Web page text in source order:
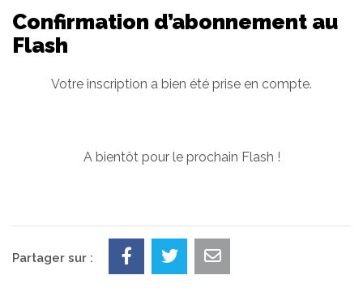
Confirmation d’abonnement au
Flash
Votre inscription a bien été prise en compte.
A bientôt pour le prochain Flash !
Partager sur :